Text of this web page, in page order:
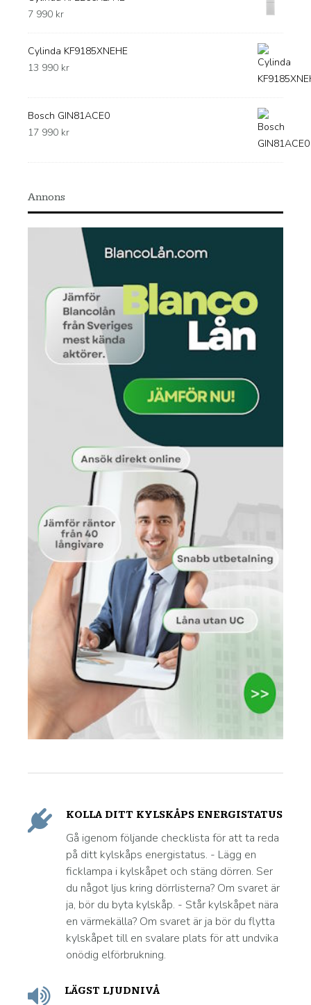
7 990 kr
Cylinda KF9185XNEHE
13 990 kr
Bosch GIN81ACE0
17 990 kr
Annons
KOLLA DITT KYLSKÅPS ENERGISTATUS
Gå igenom följande checklista för att ta reda
på ditt kylskåps energistatus. - Lägg en
ficklampa i kylskåpet och stäng dörren. Ser
du något ljus kring dörrlisterna? Om svaret är
ja, bör du byta kylskåp. - Står kylskåpet nära
en värmekälla? Om svaret är ja bör du flytta
kylskåpet till en svalare plats för att undvika
onödig elförbrukning.
LÄGST LJUDNIVÅ